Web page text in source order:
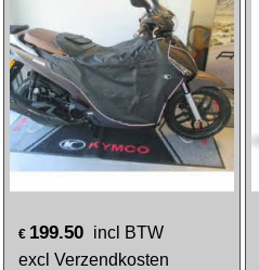
€ 199.50 incl BTW
excl Verzendkosten